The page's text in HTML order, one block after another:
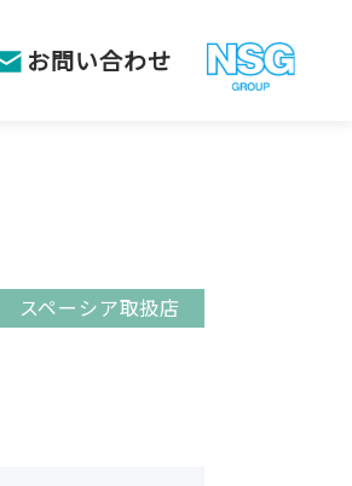
お問い合わせ
スペーシア取扱店